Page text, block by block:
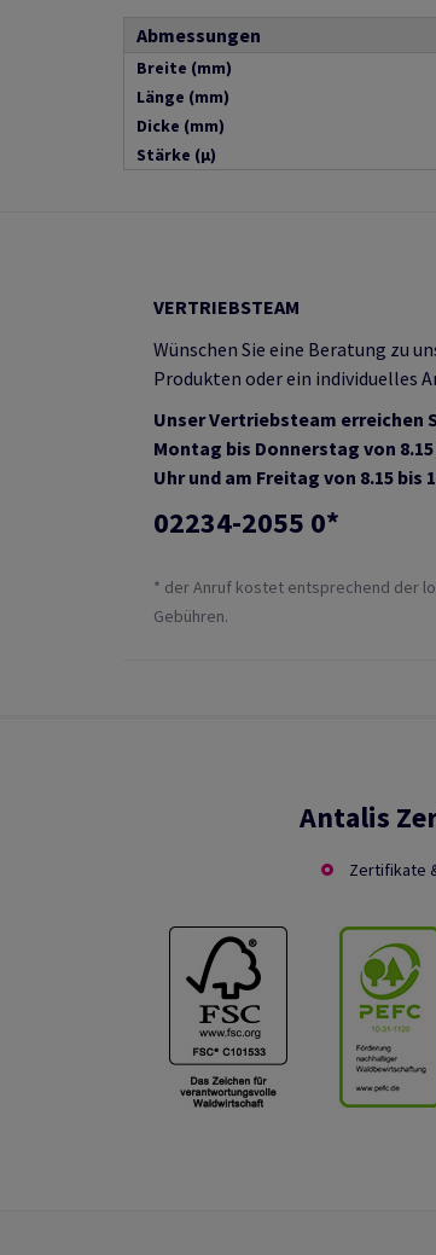
Abmessungen
Breite (mm)
Länge (mm)
Dicke (mm)
Stärke (µ)
VERTRIEBSTEAM
Wünschen Sie eine Beratung zu
Produkten oder ein individuelles
Unser Vertriebsteam erreichen
Montag bis Donnerstag von 8.15
Uhr und am Freitag von 8.15 bis
02234-2055 0*
* der Anruf kostet entsprechend der
Gebühren.
Antalis
Zertifikate